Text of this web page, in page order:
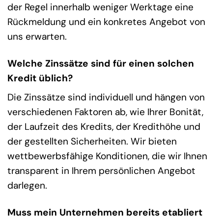
der Regel innerhalb weniger Werktage eine
Rückmeldung und ein konkretes Angebot von
uns erwarten.
Welche Zinssätze sind für einen solchen
Kredit üblich?
Die Zinssätze sind individuell und hängen von
verschiedenen Faktoren ab, wie Ihrer Bonität,
der Laufzeit des Kredits, der Kredithöhe und
der gestellten Sicherheiten. Wir bieten
wettbewerbsfähige Konditionen, die wir Ihnen
transparent in Ihrem persönlichen Angebot
darlegen.
Muss mein Unternehmen bereits etabliert